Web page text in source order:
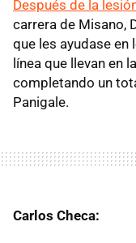
Después de la
carrera de Misano,
que les ayudase en
línea que llevan en
completando un
Panigale.
Carlos Checa: